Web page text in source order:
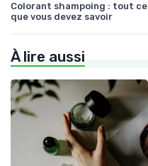
Colorant shampoing : tout ce
que vous devez savoir
À lire aussi